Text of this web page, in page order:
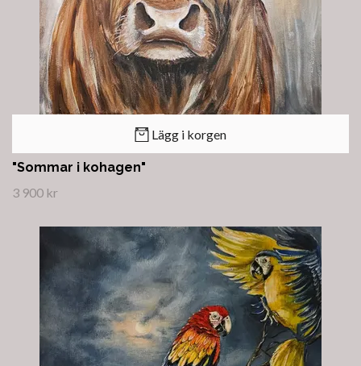
Lägg i korgen
"Sommar i kohagen"
3 900 kr